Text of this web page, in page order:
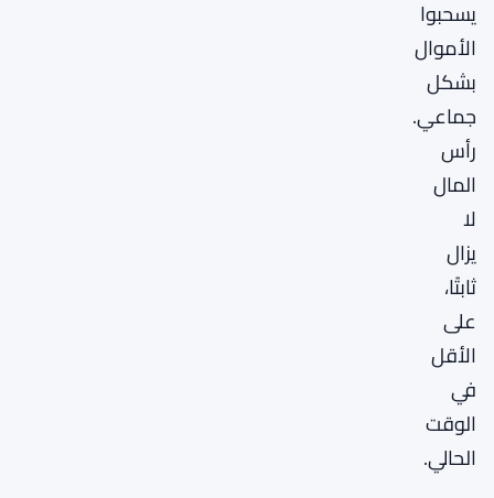
يسحبوا
الأموال
بشكل
جماعي.
رأس
المال
لا
يزال
ثابتًا،
على
الأقل
في
الوقت
الحالي.